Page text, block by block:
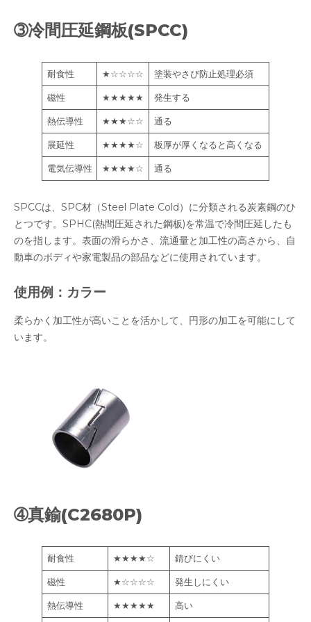
➂冷間圧延鋼板(SPCC)
耐食性 ★☆☆☆☆ 塗装やさび防止処理必須
磁性 ★★★★★ 発生する
熱伝導性 ★★★☆☆ 通る
展延性 ★★★★☆ 板厚が厚くなると高くなる
電気伝導性 ★★★★☆ 通る
SPCCは、SPC材（Steel Plate Cold）に分類される炭素鋼のひ
とつです。SPHC(熱間圧延された鋼板)を常温で冷間圧延したも
のを指します。表面の滑らかさ、流通量と加工性の高さから、自
動車のボディや家電製品の部品などに使用されています。
使用例：カラー
柔らかく加工性が高いことを活かして、円形の加工を可能にして
います。
➃真鍮(C2680P)
耐食性 ★★★★☆ 錆びにくい
磁性 ★☆☆☆☆ 発生しにくい
熱伝導性 ★★★★★ 高い